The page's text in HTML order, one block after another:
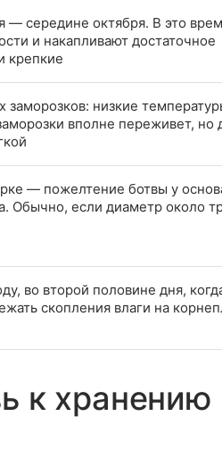
— середине октября. В это
и накапливают достаточное
крепкие
низкие
вполне переживет, но
— пожелтение ботвы у
Обычно, если диаметр около
во второй половине дня,
скопления влаги на
к хранению